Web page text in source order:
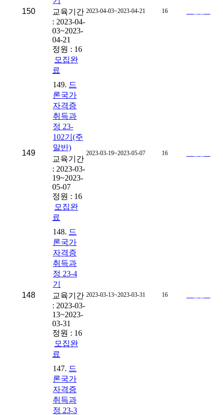
150
교육기간
: 2023-04-
03~2023-
04-21
정원 : 16
모집완
료
2023-04-03~2023-04-21 16
149
149. 드
론국가
자격증
취득과
정 23-
102기(주
말반)
교육기간
: 2023-03-
19~2023-
05-07
정원 : 16
모집완
료
2023-03-19~2023-05-07 16
148
148. 드
론국가
자격증
취득과
정 23-4
기
교육기간
: 2023-03-
13~2023-
03-31
정원 : 16
모집완
료
2023-03-13~2023-03-31 16
147. 드
론국가
자격증
취득과
정 23-3